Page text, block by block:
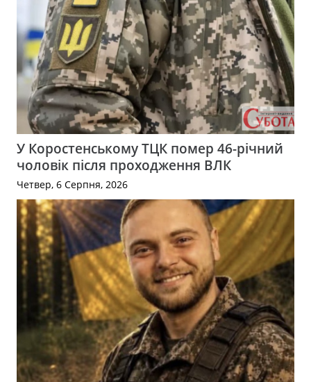
У Коростенському ТЦК помер 46-річний
чоловік після проходження ВЛК
Четвер, 6 Серпня, 2026